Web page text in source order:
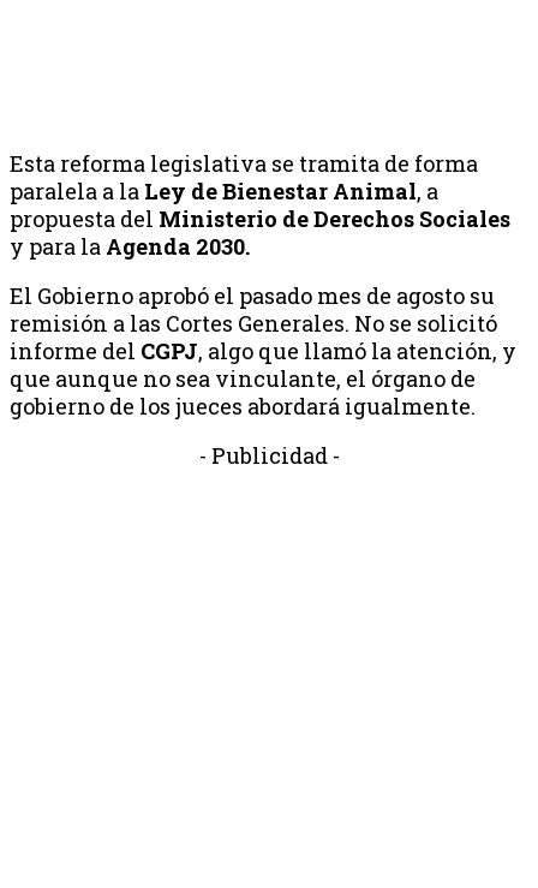
Esta reforma legislativa se tramita de forma
paralela a la Ley de Bienestar Animal, a
propuesta del Ministerio de Derechos Sociales
y para la Agenda 2030.
El Gobierno aprobó el pasado mes de agosto su
remisión a las Cortes Generales. No se solicitó
informe del CGPJ, algo que llamó la atención, y
que aunque no sea vinculante, el órgano de
gobierno de los jueces abordará igualmente.
- Publicidad -